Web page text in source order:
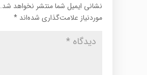
نشانی ایمیل شما منتشر نخواهد شد.
موردنیاز علامت‌گذاری شده‌اند *